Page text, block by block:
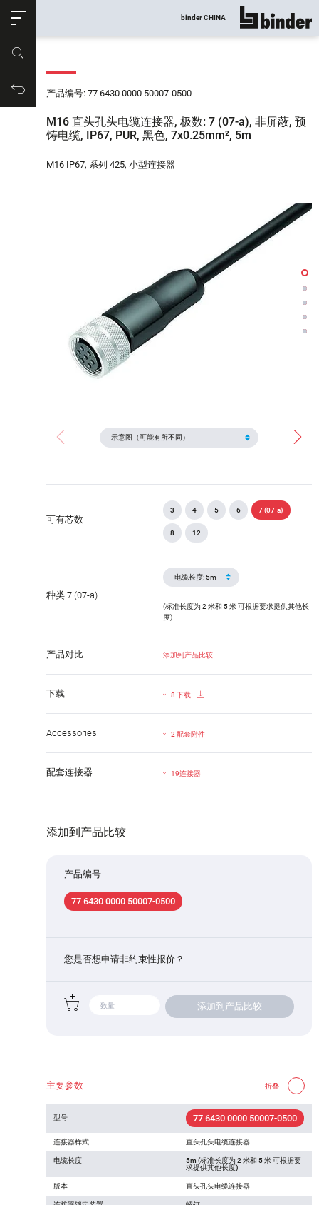
购物车
binder CHINA 显示所有
产品编号: 77 6430 0000 50007-0500
M16 直头孔头电缆连接器, 极数: 7 (07-a), 非屏蔽, 预
铸电缆, IP67, PUR, 黑色, 7x0.25mm², 5m
M16 IP67, 系列 425, 小型连接器
可有芯数
3 4 5 6 7 (07-a)
8 12
种类 7 (07-a)
(标准长度为 2 米和 5 米 可根据要求提供其他长
度)
产品对比 添加到产品比较
下载 8 下载
Accessories 2 配套附件
配套连接器 19连接器
添加到产品比较
产品编号
77 6430 0000 50007-0500
您是否想申请非约束性报价？
添加到产品比较
主要参数 折叠
型号 77 6430 0000 50007-0500
连接器样式 直头孔头电缆连接器
电缆长度
5m (标准长度为 2 米和 5 米 可根据要
求提供其他长度)
版本 直头孔头电缆连接器